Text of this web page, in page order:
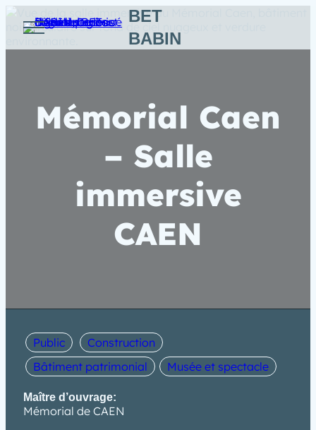
Aller
BET
BABIN
Mémorial Caen
– Salle
immersive
CAEN
Public
Construction
Bâtiment patrimonial
Musée et spectacle
Maître d’ouvrage:
Mémorial de CAEN